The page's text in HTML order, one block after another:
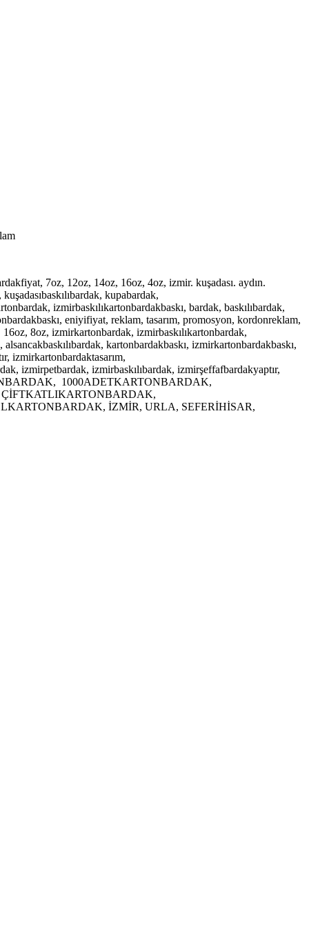
7oz, 12oz, 14oz, 16oz, 4oz, izmir. kuşadası. aydın.
kupabardak,
izmirbaskılıkartonbardakbaskı, bardak, baskılıbardak,
eniyifiyat, reklam, tasarım, promosyon, kordonreklam,
8oz, izmirkartonbardak, izmirbaskılıkartonbardak,
kartonbardakbaskı, izmirkartonbardakbaskı,
izmirkartonbardaktasarım,
izmirpetbardak, izmirbaskılıbardak, izmirşeffafbardakyaptır,
1000ADETKARTONBARDAK,
İZMİR, URLA, SEFERİHİSAR,